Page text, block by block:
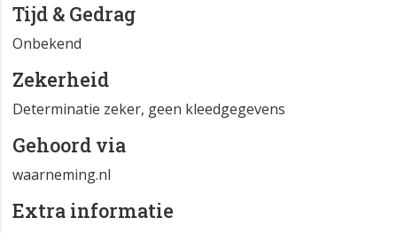
Tijd & Gedrag
Onbekend
Zekerheid
Determinatie zeker, geen kleedgegevens
Gehoord via
waarneming.nl
Extra informatie